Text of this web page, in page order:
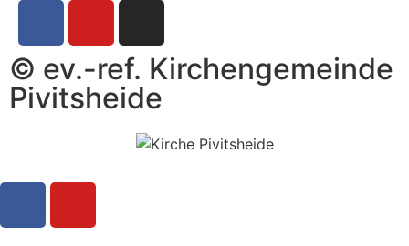
© ev.-ref. Kirchengemeinde
Pivitsheide